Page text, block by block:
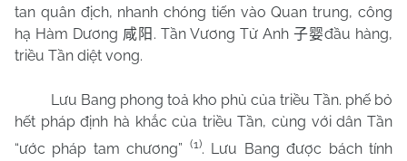
tan quân địch, nhanh chóng tiến vào Quan trung, công
hạ Hàm Dương 咸阳 . Tần Vương Tử Anh 子婴đầu hàng,
triều Tần diệt vong.
Lưu Bang phong toả kho phủ của triều Tần. phế bỏ
hết pháp định hà khắc của triều Tần, cùng với dân Tần
“ước pháp tam chương” (1). Lưu Bang được bách tính